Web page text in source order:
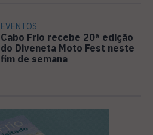
EVENTOS
Cabo Frio recebe 20ª edição
do Diveneta Moto Fest neste
fim de semana